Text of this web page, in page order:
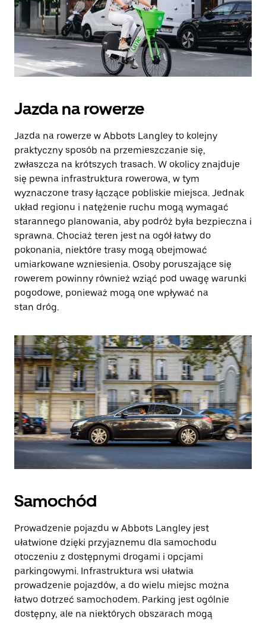
Jazda na rowerze
Jazda na rowerze w Abbots Langley to kolejny
praktyczny sposób na przemieszczanie się,
zwłaszcza na krótszych trasach. W okolicy znajduje
się pewna infrastruktura rowerowa, w tym
wyznaczone trasy łączące pobliskie miejsca. Jednak
układ regionu i natężenie ruchu mogą wymagać
starannego planowania, aby podróż była bezpieczna i
sprawna. Chociaż teren jest na ogół łatwy do
pokonania, niektóre trasy mogą obejmować
umiarkowane wzniesienia. Osoby poruszające się
rowerem powinny również wziąć pod uwagę warunki
pogodowe, ponieważ mogą one wpływać na
stan dróg.
Samochód
Prowadzenie pojazdu w Abbots Langley jest
ułatwione dzięki przyjaznemu dla samochodu
otoczeniu z dostępnymi drogami i opcjami
parkingowymi. Infrastruktura wsi ułatwia
prowadzenie pojazdów, a do wielu miejsc można
łatwo dotrzeć samochodem. Parking jest ogólnie
dostępny, ale na niektórych obszarach mogą